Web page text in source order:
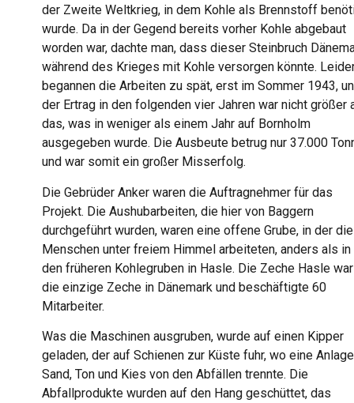
der Zweite Weltkrieg, in dem Kohle als Brennstoff
wurde. Da in der Gegend bereits vorher Kohle abgebaut
worden war, dachte man, dass dieser Steinbruch
während des Krieges mit Kohle versorgen könnte.
begannen die Arbeiten zu spät, erst im Sommer 1943,
der Ertrag in den folgenden vier Jahren war nicht größer
das, was in weniger als einem Jahr auf Bornholm
ausgegeben wurde. Die Ausbeute betrug nur 37.000
und war somit ein großer Misserfolg.
Die Gebrüder Anker waren die Auftragnehmer für das
Projekt. Die Aushubarbeiten, die hier von Baggern
durchgeführt wurden, waren eine offene Grube, in der die
Menschen unter freiem Himmel arbeiteten, anders als in
den früheren Kohlegruben in Hasle. Die Zeche Hasle war
die einzige Zeche in Dänemark und beschäftigte 60
Mitarbeiter.
Was die Maschinen ausgruben, wurde auf einen Kipper
geladen, der auf Schienen zur Küste fuhr, wo eine Anlage
Sand, Ton und Kies von den Abfällen trennte. Die
Abfallprodukte wurden auf den Hang geschüttet, das